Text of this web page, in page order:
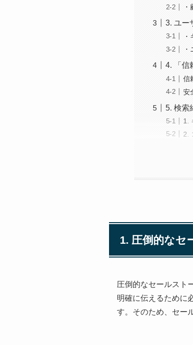
3. ユー
4. 「信
信
安
5. 検索
1.
2.
1. 圧倒的なセ
圧倒的なセールスト
明確に伝えるために
す。そのため、セー